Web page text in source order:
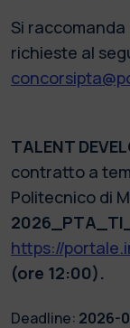
Si
richieste al
TALENT
contratto a
Politecnico di
https://
(ore 12:00).
Deadline: 2026-